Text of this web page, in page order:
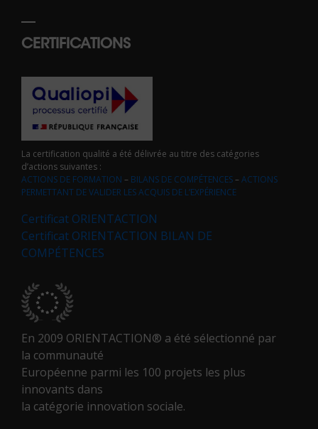
CERTIFICATIONS
La certification qualité a été délivrée au titre des catégories
d’actions suivantes :
ACTIONS DE FORMATION – BILANS DE COMPÉTENCES–ACTIONS
PERMETTANT DE VALIDER LES ACQUIS DE L’EXPÉRIENCE
Certificat ORIENTACTION
Certificat ORIENTACTION BILAN DE
COMPÉTENCES
En 2009 ORIENTACTION® a été sélectionné par
la communauté
Européenne parmi les 100 projets les plus
innovants dans
la catégorie innovation sociale.